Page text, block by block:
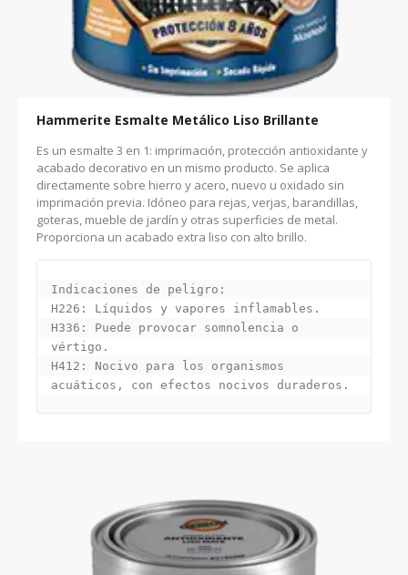
Hammerite Esmalte Metálico Liso Brillante
Es un esmalte 3 en 1: imprimación, protección antioxidante y
acabado decorativo en un mismo producto. Se aplica
directamente sobre hierro y acero, nuevo u oxidado sin
imprimación previa. Idóneo para rejas, verjas, barandillas,
goteras, mueble de jardín y otras superficies de metal.
Proporciona un acabado extra liso con alto brillo.
Indicaciones de peligro:
H226: Líquidos y vapores inflamables.
H336: Puede provocar somnolencia o
vértigo.
H412: Nocivo para los organismos
acuáticos, con efectos nocivos duraderos.